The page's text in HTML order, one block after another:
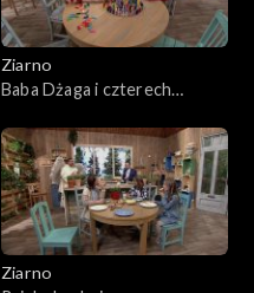
Ziarno
Baba Dżaga i czterech
Ziarno